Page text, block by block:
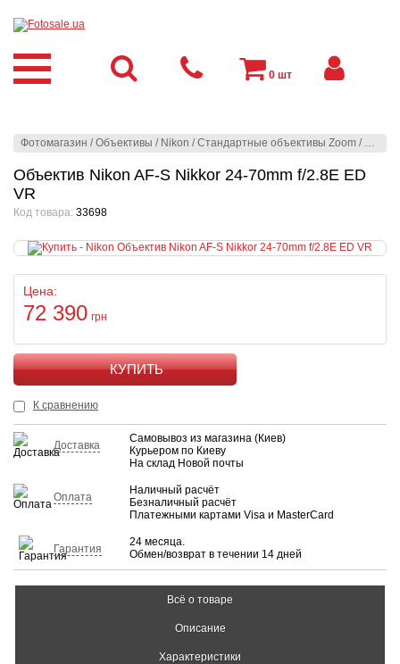
Фотомагазин /Объективы / Nikon /Стандартные объективы Zoom / Nikon
Объектив Nikon AF-S Nikkor 24-70mm f/2.8E ED
VR
Код товара: 33698
Цена:
72 390 грн
КУПИТЬ
К сравнению
Доставка
Самовывоз из магазина (Киев)
Курьером по Киеву
На склад Новой почты
Оплата
Наличный расчёт
Безналичный расчёт
Платежными картами Visa и MasterCard
Гарантия
24 месяца.
Обмен/возврат в течении 14 дней
Всё о товаре
Описание
Характеристики
0 шт